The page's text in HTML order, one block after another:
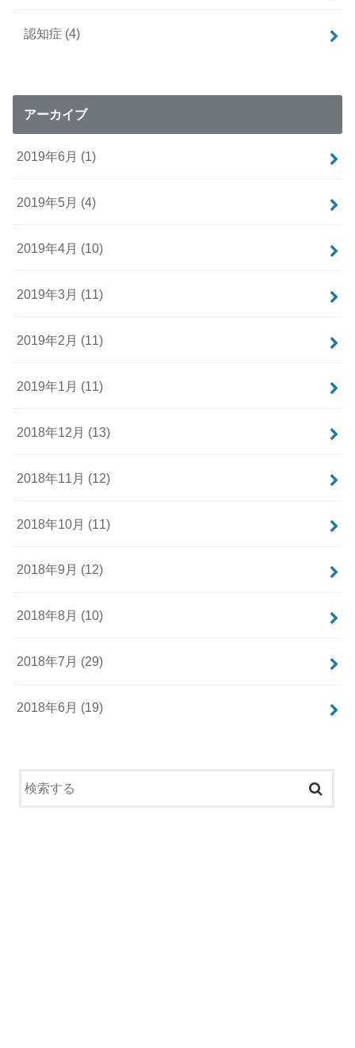
認知症 (4)
アーカイブ
2019年6月 (1)
2019年5月 (4)
2019年4月 (10)
2019年3月 (11)
2019年2月 (11)
2019年1月 (11)
2018年12月 (13)
2018年11月 (12)
2018年10月 (11)
2018年9月 (12)
2018年8月 (10)
2018年7月 (29)
2018年6月 (19)